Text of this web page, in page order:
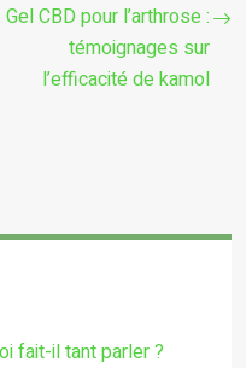
Gel CBD pour l’arthrose :
témoignages sur
l’efficacité de kamol
fait-il tant parler ?